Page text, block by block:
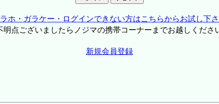
ホ・ガラケー・ログインできない方はこちらからお試し下
点ございましたらノジマの携帯コーナーまでお越しくださ
新規会員登録